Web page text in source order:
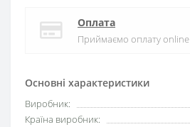
Основні характеристики
Виробник:
Країна виробник:
Оплата
Приймаємо оплату online